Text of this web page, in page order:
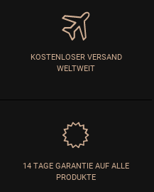
KOSTENLOSER VERSAND
WELTWEIT
14 TAGE GARANTIE AUF ALLE
PRODUKTE